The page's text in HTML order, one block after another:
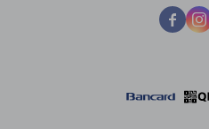
 